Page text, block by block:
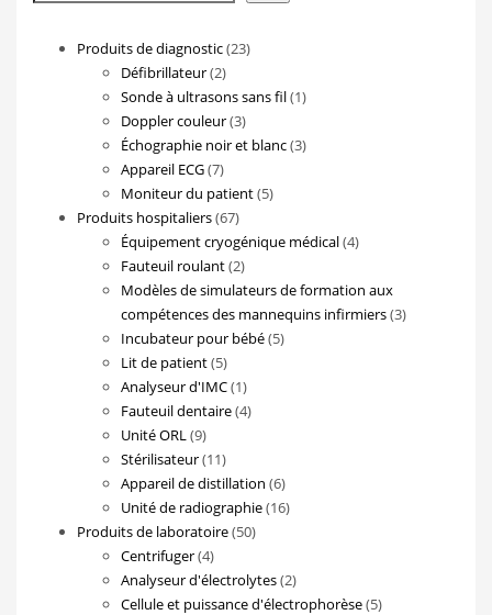
Produits de diagnostic 2323
Défibrillateur 22
produits
Sonde à ultrasons sans fil 11
Doppler couleur 33
produits
Échographie noir et blanc 33
Appareil ECG 77
produits
Moniteur du patient 55
Produits hospitaliers 6767
produits
Équipement cryogénique médical 44
Fauteuil roulant 22
produits
Modèles de simulateurs de formation aux
compétences des mannequins infirmiers 33
Incubateur pour bébé 55
Lit de patient 55
produits
Analyseur d'IMC 11
produit
Fauteuil dentaire 44
Unité ORL 99
produits
Stérilisateur 1111
produits
Appareil de distillation 66
produits
Unité de radiographie 1616
Produits de laboratoire 5050
Centrifuger 44
produits
Analyseur d'électrolytes 22
produits
Cellule et puissance d'électrophorèse 55